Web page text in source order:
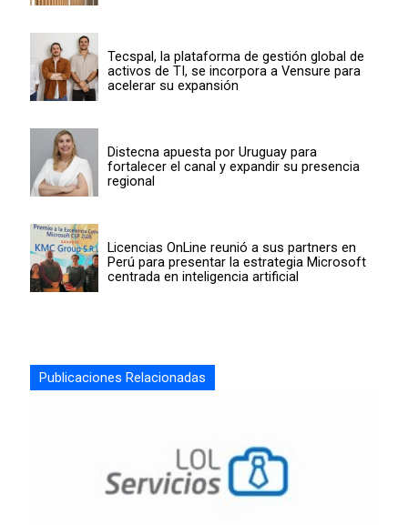
Tecspal, la plataforma de gestión global de
activos de TI, se incorpora a Vensure para
acelerar su expansión
Distecna apuesta por Uruguay para
fortalecer el canal y expandir su presencia
regional
Licencias OnLine reunió a sus partners en
Perú para presentar la estrategia Microsoft
centrada en inteligencia artificial
Publicaciones Relacionadas